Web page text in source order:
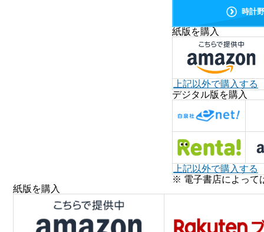
時計
紙版を購入
上記以外で購入する
デジタル版を購入
上記以外で購入する
※ 電子書店によって
紙版を購入